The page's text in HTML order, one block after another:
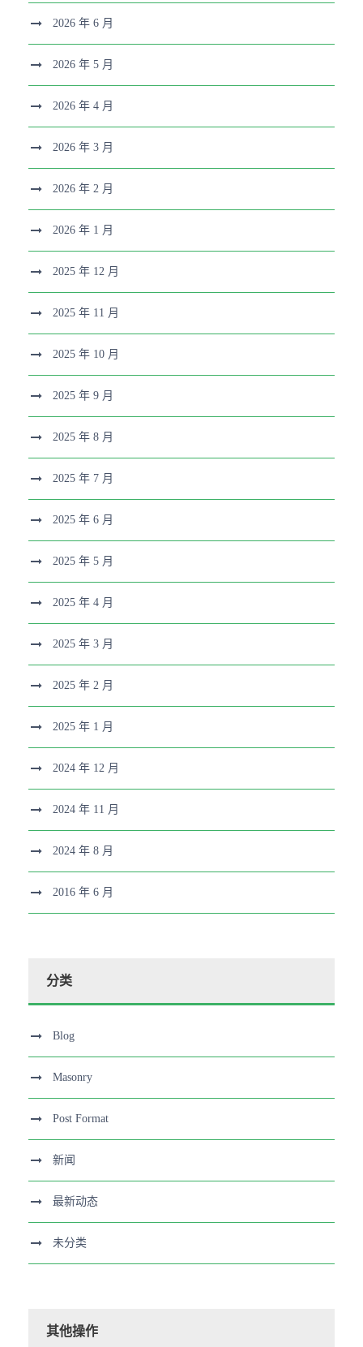
2026 年 6 月
2026 年 5 月
2026 年 4 月
2026 年 3 月
2026 年 2 月
2026 年 1 月
2025 年 12 月
2025 年 11 月
2025 年 10 月
2025 年 9 月
2025 年 8 月
2025 年 7 月
2025 年 6 月
2025 年 5 月
2025 年 4 月
2025 年 3 月
2025 年 2 月
2025 年 1 月
2024 年 12 月
2024 年 11 月
2024 年 8 月
2016 年 6 月
分类
Blog
Masonry
Post Format
新闻
最新动态
未分类
其他操作